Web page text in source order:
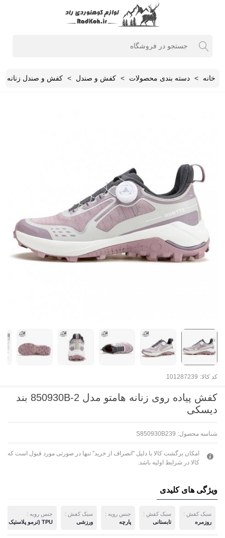
خانه > دسته بندی محصولات > کفش و صندل > کفش و صندل زنانه
کد کالا: 101287239
کفش پیاده روی زنانه هامتو مدل 850930B-2 بند
دیسکی
شناسه محصول: S850930B239
امکان برگشت کالا با دلیل "انصراف از خرید" تنها در صورتی مورد قبول است که
کالا در شرایط اولیه باشد.
ویژگی های کلیدی
سبک کفش :
روزمره
سبک کفش :
تابستانی
جنس رویه :
پارچه
سبک کفش :
ورزشی
جنس رویه :
TPU (ترمو پلاستیک پلی اورتان)